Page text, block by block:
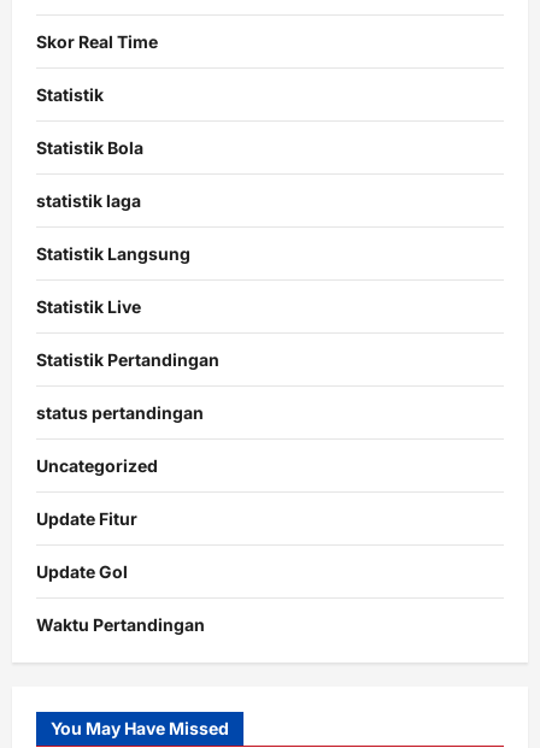
Skor Real Time
Statistik
Statistik Bola
statistik laga
Statistik Langsung
Statistik Live
Statistik Pertandingan
status pertandingan
Uncategorized
Update Fitur
Update Gol
Waktu Pertandingan
Slot
Gacor
You May Have Missed